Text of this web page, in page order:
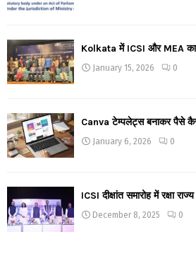
Kolkata में ICSI और MEA का
January 15, 2026 0
Canva टेम्पलेट्स बनाकर पैसे
January 6, 2026 0
ICSI दीक्षांत समारोह में रक्षा
December 8, 2025 0